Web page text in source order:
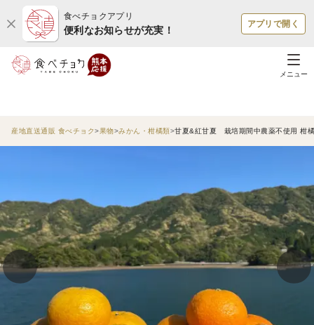
食べチョクアプリ
便利なお知らせが充実！
アプリで開く
メニュー
産地直送通販 食べチョク 果物 みかん・柑橘類 甘夏&紅甘夏 栽培期間中農薬不使用